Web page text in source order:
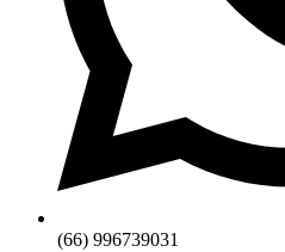
(66) 996739031